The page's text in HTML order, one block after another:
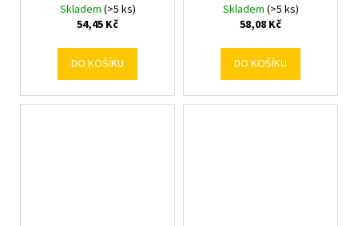
Skladem (>5 ks)
54,45 Kč
DO KOŠÍKU
Skladem (>5 ks)
58,08 Kč
DO KOŠÍKU